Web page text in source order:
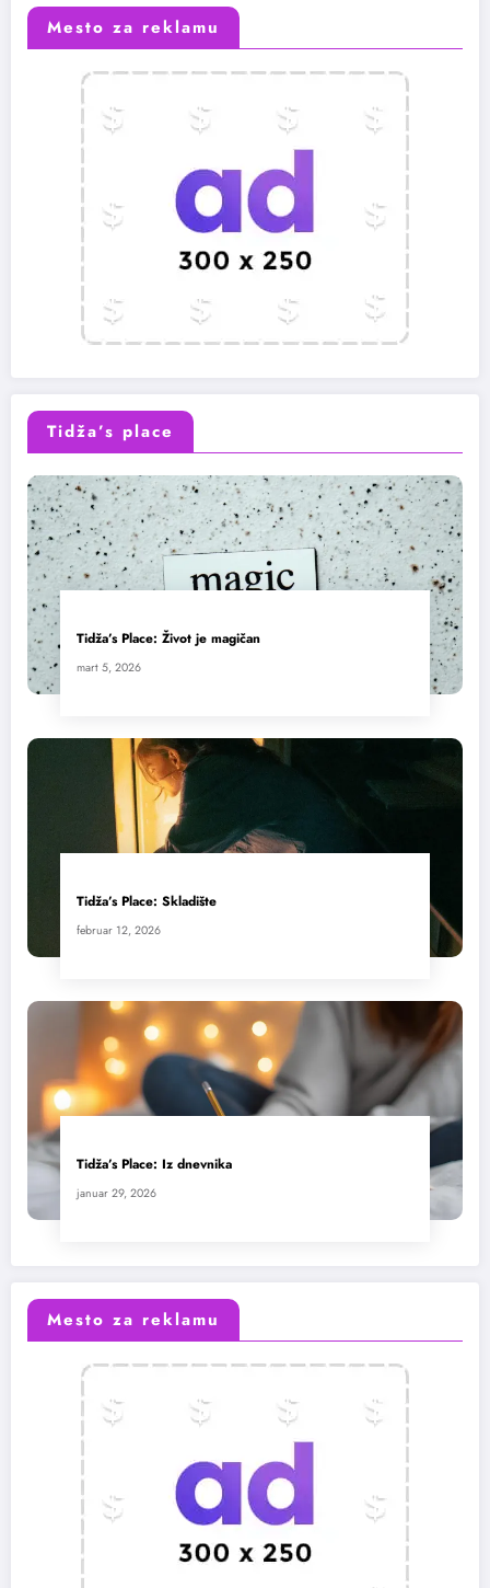
Mesto za reklamu
Tidža’s place
Tidža’s Place: Život je magičan
mart 5, 2026
Tidža’s Place: Skladište
februar 12, 2026
Tidža’s Place: Iz dnevnika
januar 29, 2026
Mesto za reklamu